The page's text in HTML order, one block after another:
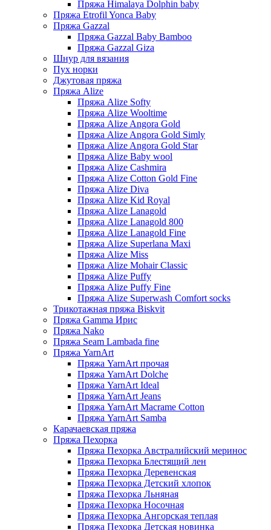
Пряжа Himalaya Dolphin baby
Пряжа Etrofil Yonca Baby
Пряжа Gazzal
Пряжа Gazzal Baby Bamboo
Пряжа Gazzal Giza
Шнур для вязания
Пух норки
Джутовая пряжа
Пряжа Alize
Пряжа Alize Softy
Пряжа Alize Wooltime
Пряжа Alize Angora Gold
Пряжа Alize Angora Gold Simly
Пряжа Alize Angora Gold Star
Пряжа Alize Baby wool
Пряжа Alize Cashmira
Пряжа Alize Cotton Gold Fine
Пряжа Alize Diva
Пряжа Alize Kid Royal
Пряжа Alize Lanagold
Пряжа Alize Lanagold 800
Пряжа Alize Lanagold Fine
Пряжа Alize Superlana Maxi
Пряжа Alize Miss
Пряжа Alize Mohair Classic
Пряжа Alize Puffy
Пряжа Alize Puffy Fine
Пряжа Alize Superwash Comfort socks
Трикотажная пряжа Biskvit
Пряжа Gamma Ирис
Пряжа Nako
Пряжа Seam Lambada fine
Пряжа YarnArt
Пряжа YarnArt прочая
Пряжа YarnArt Dolche
Пряжа YarnArt Ideal
Пряжа YarnArt Jeans
Пряжа YarnArt Macrame Cotton
Пряжа YarnArt Samba
Карачаевская пряжа
Пряжа Пехорка
Пряжа Пехорка Австралийский меринос
Пряжа Пехорка Блестящий лен
Пряжа Пехорка Деревенская
Пряжа Пехорка Детский хлопок
Пряжа Пехорка Льняная
Пряжа Пехорка Носочная
Пряжа Пехорка Ангорская теплая
Пряжа Пехорка Детская новинка